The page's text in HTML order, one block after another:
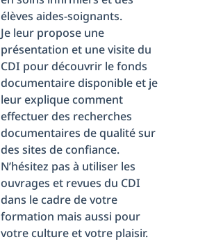
élèves aides-soignants.
Je leur propose une
présentation et une visite du
CDI pour découvrir le fonds
documentaire disponible et je
leur explique comment
effectuer des recherches
documentaires de qualité sur
des sites de confiance.
N’hésitez pas à utiliser les
ouvrages et revues du CDI
dans le cadre de votre
formation mais aussi pour
votre culture et votre plaisir.